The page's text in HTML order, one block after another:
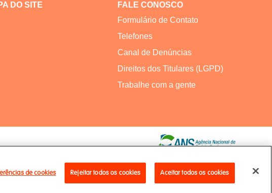
DO SITE
FALE CONOSCO
Formulário de Contato
Telefones
Canal de Denúncias
Direitos dos Titulares (LGPD)
Trabalhe com a gente
Copyright 2021 - ArcelorMittal
de cookies Rejeitar todos os cookies Aceitar todos os cookies